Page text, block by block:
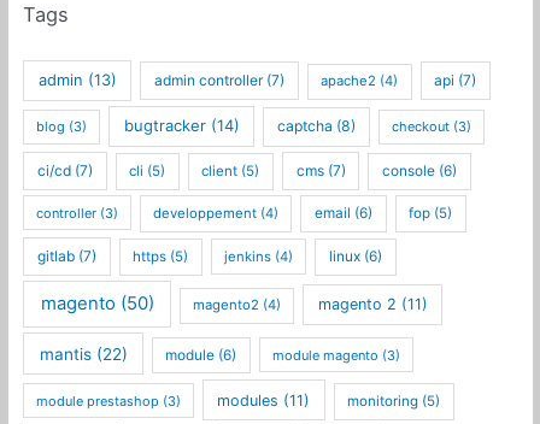
Tags
admin (13) admin controller(7) apache2 (4) api (7)
blog (3) bugtracker(14) captcha (8) checkout (3)
ci/cd (7) cli (5) client (5) cms(7) console (6)
controller (3) developpement (4) email (6) fop (5)
gitlab (7) https (5) jenkins (4) linux(6)
magento (50) magento2 (4) magento 2 (11)
mantis(22) module (6) module magento (3)
module prestashop (3) modules (11) monitoring (5)